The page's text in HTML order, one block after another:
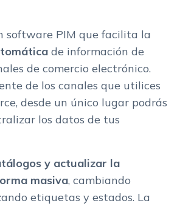
software PIM que facilita la
de información de
de comercio electrónico.
de los canales que utilices
desde un único lugar podrás
los datos de tus
y actualizar la
masiva, cambiando
etiquetas y estados. La